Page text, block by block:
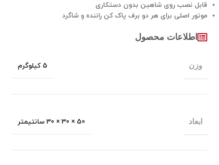
قابل نصب روی شاهین بدون دستکاری
موتور اصلی برای هر دو برف پاک کن راننده و شاگرد
اطلاعات محصول
وزن 5 کیلوگرم
ابعاد 50 × 30 × 30 سانتیمتر